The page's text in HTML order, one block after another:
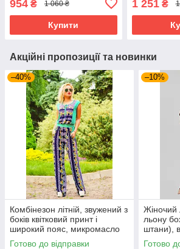
954 ₴ 1 060 ₴
Купити
1 251₴
Акційні пропозиції та новинки
–40%
Комбінезон літній, звужений з
боків квітковий принт і
широкий пояс, микромасло
Готово до відправки
–10%
Жіночий
льону
штани),
розмір
Готово